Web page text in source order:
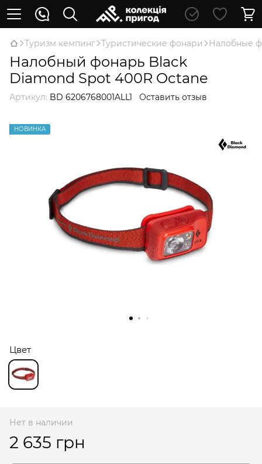
Туризм кемпинг Туристические фонари Налобные
Налобный фонарь Black
Diamond Spot 400R Octane
Артикул: BD 6206768001ALL1 Оставить отзыв
НОВИНКА
Цвет
Нет в наличии
2 635 грн